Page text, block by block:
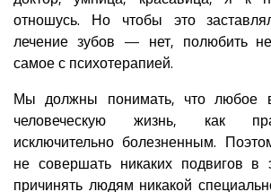
отношусь. Но чтобы это
лечение зубов — нет, полюбить
самое с психотерапией.
Мы должны понимать, что любое
человеческую жизнь, как
исключительно болезненным.
не совершать никаких подвигов в
причинять людям никакой